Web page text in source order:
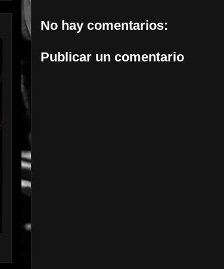
No hay comentarios:
Publicar un comentario